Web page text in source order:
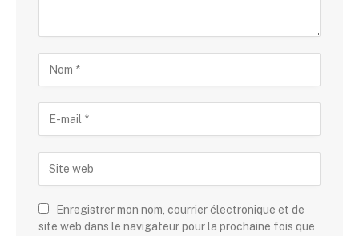
Enregistrer mon nom, courrier électronique et de
site web dans le navigateur pour la prochaine fois que